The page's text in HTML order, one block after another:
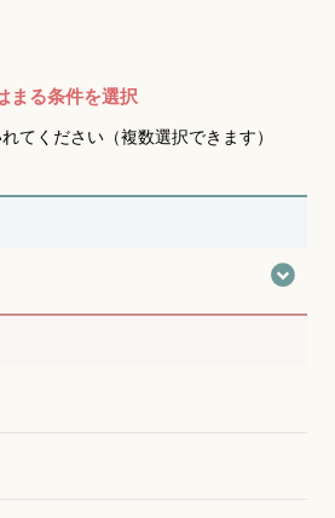
まる条件を選択
てください（複数選択できます）